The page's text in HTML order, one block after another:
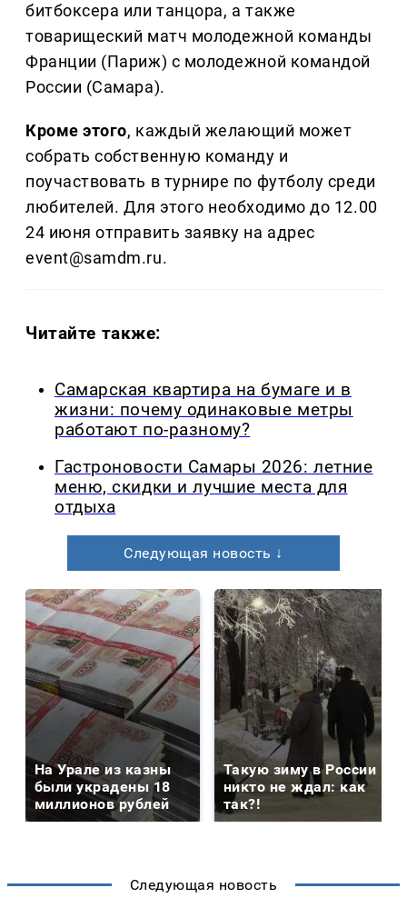
битбоксера или танцора, а также
товарищеский матч молодежной команды
Франции (Париж) с молодежной командой
России (Самара).
Кроме этого, каждый желающий может
собрать собственную команду и
поучаствовать в турнире по футболу среди
любителей. Для этого необходимо до 12.00
24 июня отправить заявку на адрес
event@samdm.ru.
Читайте также:
Самарская квартира на бумаге и в
жизни: почему одинаковые метры
работают по-разному?
Гастроновости Самары 2026: летние
меню, скидки и лучшие места для
отдыха
Следующая новость ↓
На Урале из казны
были украдены 18
миллионов рублей
Такую зиму в России
никто не ждал: как
так?!
Следующая новость